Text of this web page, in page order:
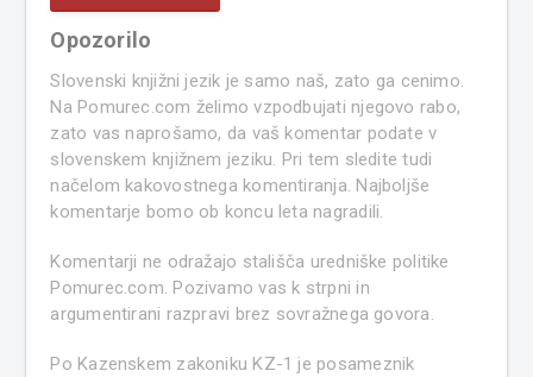
Opozorilo
Slovenski knjižni jezik je samo naš, zato ga cenimo.
Na Pomurec.com želimo vzpodbujati njegovo rabo,
zato vas naprošamo, da vaš komentar podate v
slovenskem knjižnem jeziku. Pri tem sledite tudi
načelom kakovostnega komentiranja. Najboljše
komentarje bomo ob koncu leta nagradili.
Komentarji ne odražajo stališča uredniške politike
Pomurec.com. Pozivamo vas k strpni in
argumentirani razpravi brez sovražnega govora.
Po Kazenskem zakoniku KZ-1 je posameznik